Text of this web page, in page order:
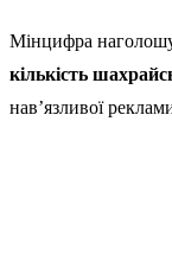
Мінцифра
кількість
нав’язливої